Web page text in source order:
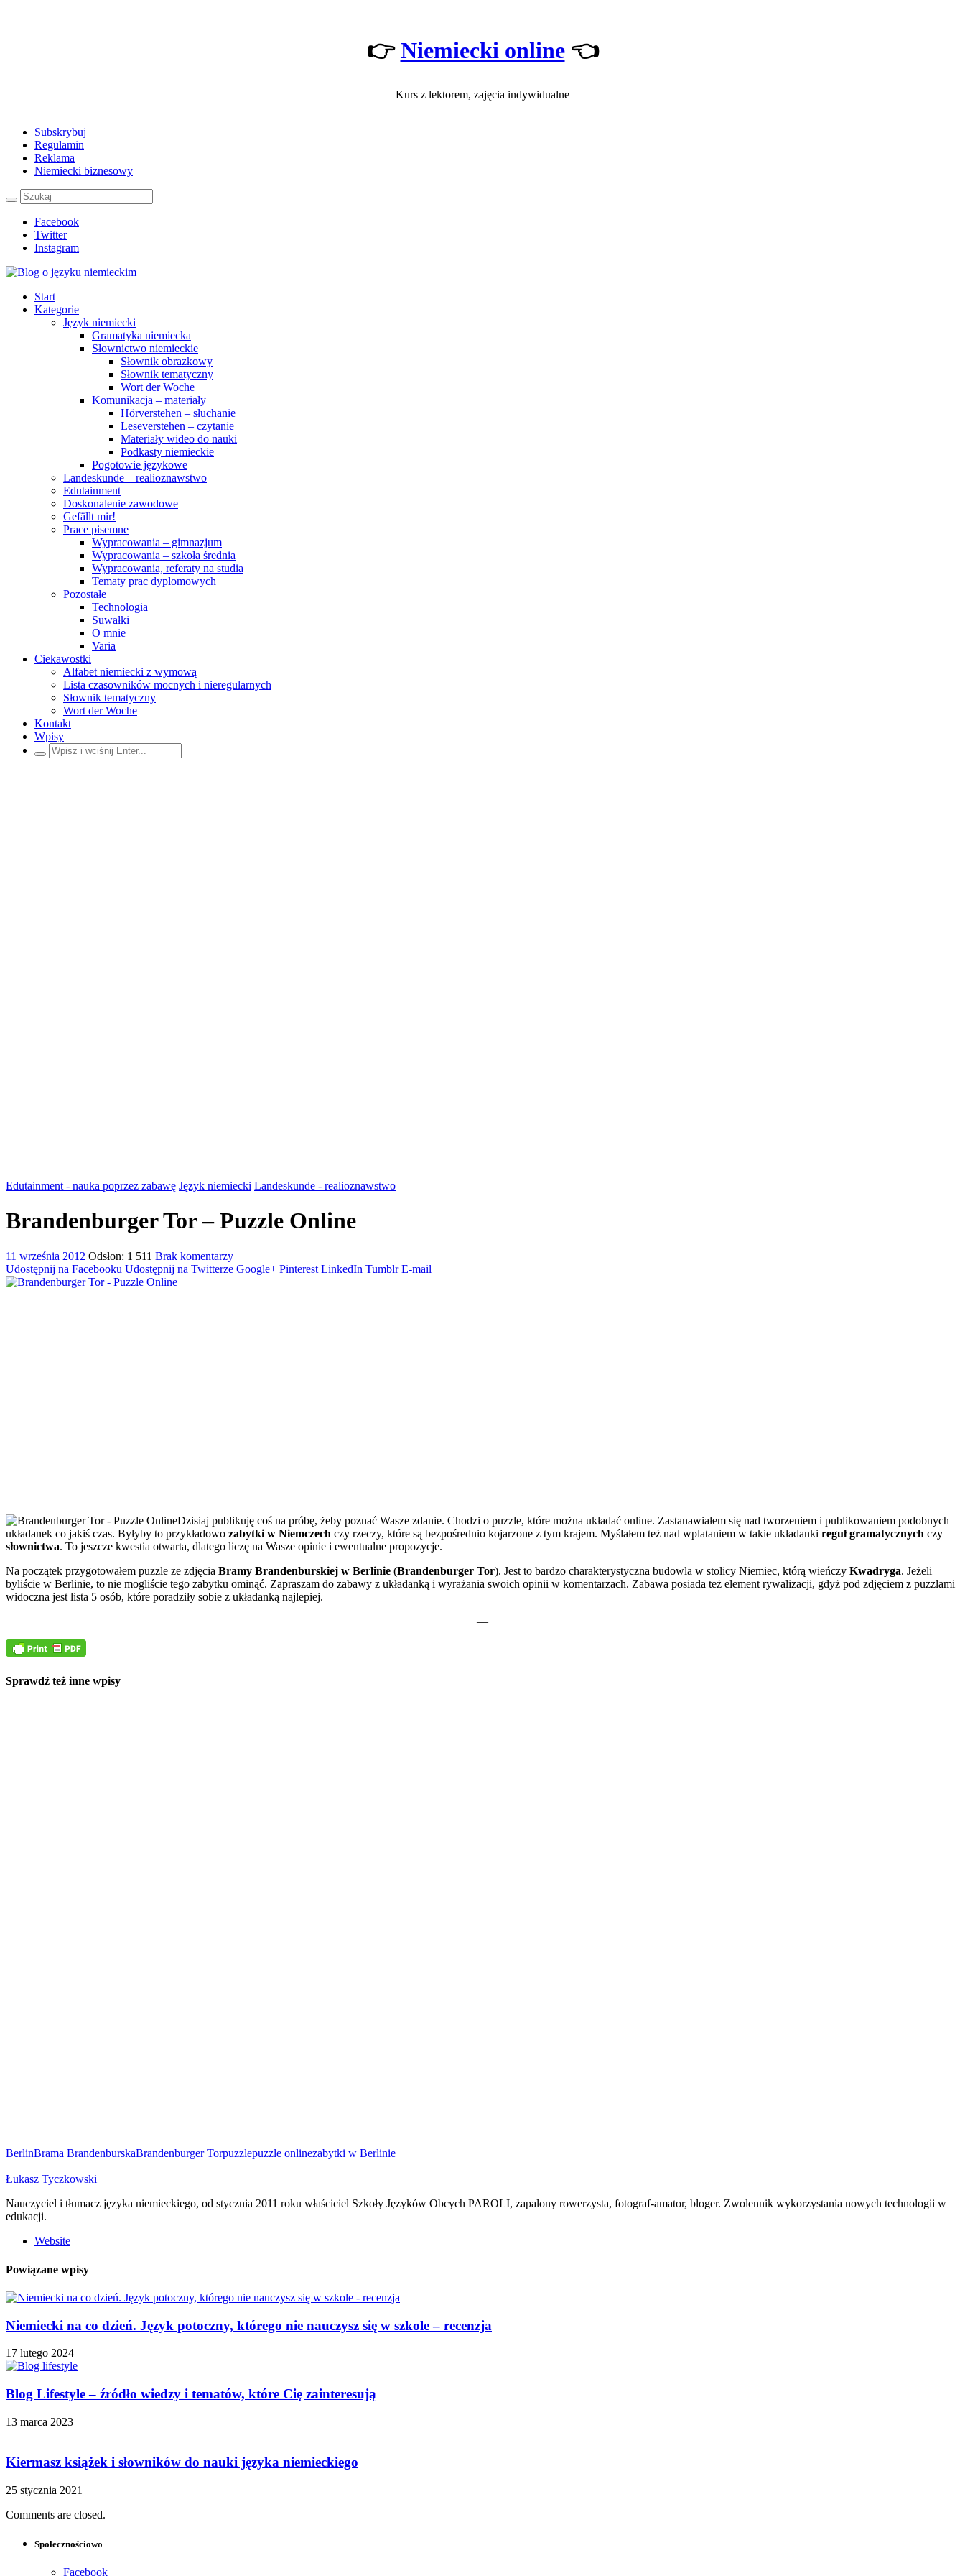
👉Niemiecki online👈
Kurs z lektorem, zajęcia indywidualne
Subskrybuj
Regulamin
Reklama
Niemiecki biznesowy
Facebook
Twitter
Instagram
Start
Kategorie
Język niemiecki
Gramatyka niemiecka
Słownictwo niemieckie
Słownik obrazkowy
Słownik tematyczny
Wort der Woche
Komunikacja – materiały
Hörverstehen – słuchanie
Leseverstehen – czytanie
Materiały wideo do nauki
Podkasty niemieckie
Pogotowie językowe
Landeskunde – realioznawstwo
Edutainment
Doskonalenie zawodowe
Gefällt mir!
Prace pisemne
Wypracowania – gimnazjum
Wypracowania – szkoła średnia
Wypracowania, referaty na studia
Tematy prac dyplomowych
Pozostałe
Technologia
Suwałki
O mnie
Varia
Ciekawostki
Alfabet niemiecki z wymową
Lista czasowników mocnych i nieregularnych
Słownik tematyczny
Wort der Woche
Kontakt
Wpisy
Edutainment - nauka poprzez zabawę Język niemiecki Landeskunde - realioznawstwo
Brandenburger Tor – Puzzle Online
11 września 2012 Odsłon: 1 511 Brak komentarzy
Udostępnij na Facebooku Udostępnij na Twitterze Google+ Pinterest LinkedIn Tumblr E-mail
Dzisiaj publikuję coś na próbę, żeby poznać Wasze zdanie. Chodzi o puzzle, które można układać online. Zastanawiałem się nad tworzeniem i publikowaniem podobnych
układanek co jakiś czas. Byłyby to przykładowo zabytki w Niemczech czy rzeczy, które są bezpośrednio kojarzone z tym krajem. Myślałem też nad wplataniem w takie układanki reguł gramatycznych czy
słownictwa. To jeszcze kwestia otwarta, dlatego liczę na Wasze opinie i ewentualne propozycje.
Na początek przygotowałem puzzle ze zdjęcia Bramy Brandenburskiej w Berlinie (Brandenburger Tor). Jest to bardzo charakterystyczna budowla w stolicy Niemiec, którą wieńczy Kwadryga. Jeżeli
byliście w Berlinie, to nie mogliście tego zabytku ominąć. Zapraszam do zabawy z układanką i wyrażania swoich opinii w komentarzach. Zabawa posiada też element rywalizacji, gdyż pod zdjęciem z puzzlami
widoczna jest lista 5 osób, które poradziły sobie z układanką najlepiej.
—
Sprawdź też inne wpisy
BerlinBrama BrandenburskaBrandenburger Torpuzzlepuzzle onlinezabytki w Berlinie
Łukasz Tyczkowski
Nauczyciel i tłumacz języka niemieckiego, od stycznia 2011 roku właściciel Szkoły Języków Obcych PAROLI, zapalony rowerzysta, fotograf-amator, bloger. Zwolennik wykorzystania nowych technologii w
edukacji.
Website
Powiązane wpisy
Niemiecki na co dzień. Język potoczny, którego nie nauczysz się w szkole – recenzja
17 lutego 2024
Blog Lifestyle – źródło wiedzy i tematów, które Cię zainteresują
13 marca 2023
Kiermasz książek i słowników do nauki języka niemieckiego
25 stycznia 2021
Comments are closed.
Społecznościowo
Facebook